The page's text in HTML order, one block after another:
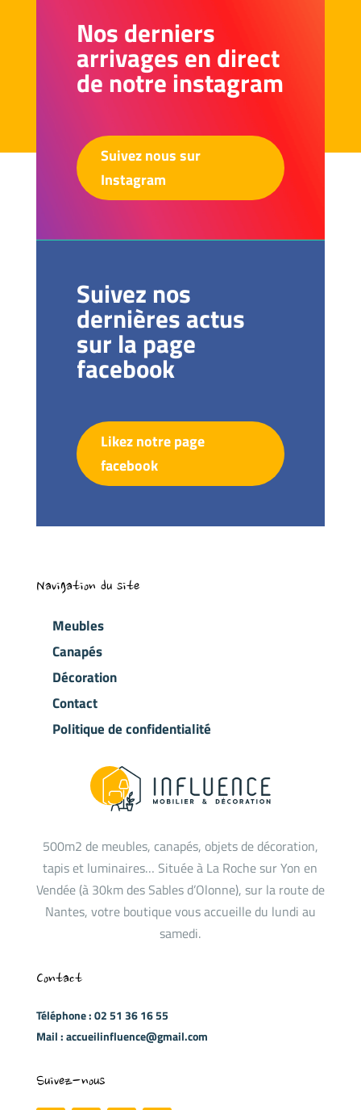
Nos derniers
arrivages en direct
de notre instagram
Suivez nous sur
Instagram
Suivez nos
dernières actus
sur la page
facebook
Likez notre page
facebook
Navigation du site
Meubles
Canapés
Décoration
Contact
Politique de confidentialité
500m2 de meubles, canapés, objets de décoration,
tapis et luminaires… Située à La Roche sur Yon en
Vendée (à 30km des Sables d’Olonne), sur la route de
Nantes, votre boutique vous accueille du lundi au
samedi.
Contact
Téléphone : 02 51 36 16 55
Mail : accueilinfluence@gmail.com
Suivez-nous